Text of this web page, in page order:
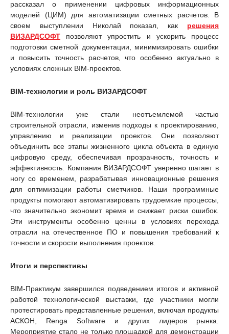
рассказал о применении цифровых информационных
моделей (ЦИМ) для автоматизации сметных расчетов. В
своем выступлении Николай показал, как решения
ВИЗАРДСОФТ позволяют упростить и ускорить процесс
подготовки сметной документации, минимизировать ошибки
и повысить точность расчетов, что особенно актуально в
условиях сложных BIM-проектов.
BIM-технологии и роль ВИЗАРДСОФТ
BIM-технологии уже стали неотъемлемой частью
строительной отрасли, изменив подходы к проектированию,
управлению и реализации проектов. Они позволяют
объединить все этапы жизненного цикла объекта в единую
цифровую среду, обеспечивая прозрачность, точность и
эффективность. Компания ВИЗАРДСОФТ уверенно шагает в
ногу со временем, разрабатывая инновационные решения
для оптимизации работы сметчиков. Наши программные
продукты помогают автоматизировать трудоемкие процессы,
что значительно экономит время и снижает риски ошибок.
Эти инструменты особенно ценны в условиях перехода
отрасли на отечественное ПО и повышения требований к
точности и скорости выполнения проектов.
Итоги и перспективы
BIM-Практикум завершился подведением итогов и активной
работой технологической выставки, где участники могли
протестировать представленные решения, включая продукты
АСКОН, Renga Software и других лидеров рынка.
Мероприятие стало не только площадкой для демонстрации